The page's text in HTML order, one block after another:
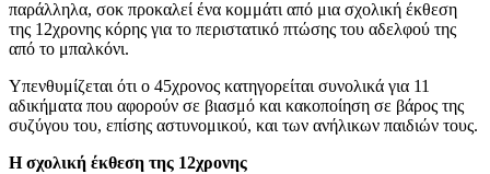
παράλληλα, σοκ προκαλεί ένα κομμάτι από μια σχολική έκθεση
της 12χρονης κόρης για το περιστατικό πτώσης του αδελφού της
από το μπαλκόνι.
Υπενθυμίζεται ότι ο 45χρονος κατηγορείται συνολικά για 11
αδικήματα που αφορούν σε βιασμό και κακοποίηση σε βάρος της
συζύγου του, επίσης αστυνομικού, και των ανήλικων παιδιών τους.
Η σχολική έκθεση της 12χρονης